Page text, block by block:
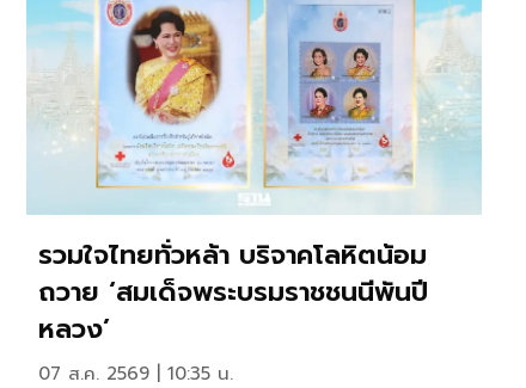
รวมใจไทยทั่วหล้า บริจาคโลหิตน้อม
ถวาย ‘สมเด็จพระบรมราชชนนีพันปี
หลวง’
07 ส.ค. 2569 | 10:35 น.